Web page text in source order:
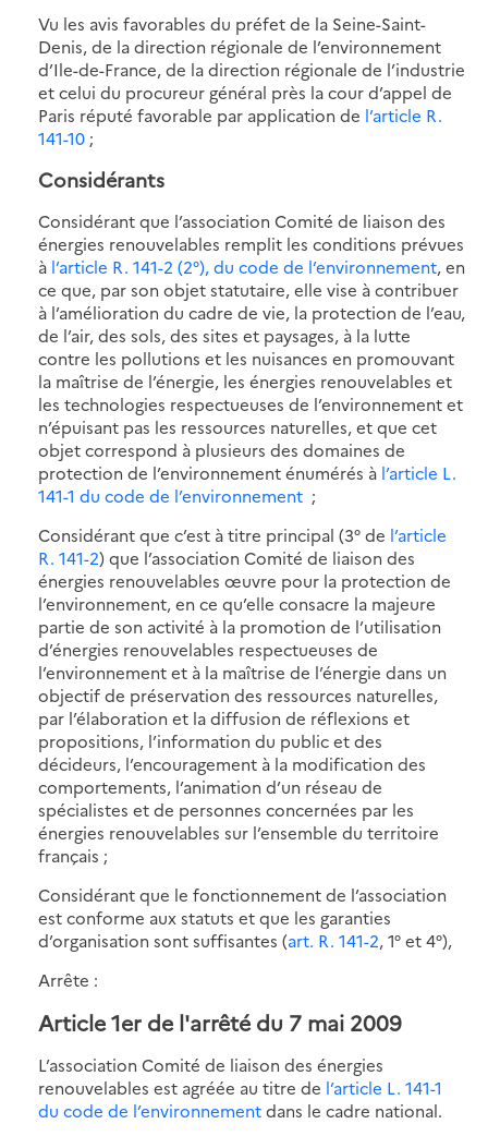
Vu les avis favorables du préfet de la Seine-Saint-
Denis, de la direction régionale de l’environnement
d’Ile-de-France, de la direction régionale de l’industrie
et celui du procureur général près la cour d’appel de
Paris réputé favorable par application de l’article R.
141-10 ;
Considérants
Considérant que l’association Comité de liaison des
énergies renouvelables remplit les conditions prévues
à l’article R. 141-2 (2°), du code de l’environnement, en
ce que, par son objet statutaire, elle vise à contribuer
à l’amélioration du cadre de vie, la protection de l’eau,
de l’air, des sols, des sites et paysages, à la lutte
contre les pollutions et les nuisances en promouvant
la maîtrise de l’énergie, les énergies renouvelables et
les technologies respectueuses de l’environnement et
n’épuisant pas les ressources naturelles, et que cet
objet correspond à plusieurs des domaines de
protection de l’environnement énumérés à l’article L.
141-1 du code de l’environnement ;
Considérant que c’est à titre principal (3° de l’article
R. 141-2) que l’association Comité de liaison des
énergies renouvelables œuvre pour la protection de
l’environnement, en ce qu’elle consacre la majeure
partie de son activité à la promotion de l’utilisation
d’énergies renouvelables respectueuses de
l’environnement et à la maîtrise de l’énergie dans un
objectif de préservation des ressources naturelles,
par l’élaboration et la diffusion de réflexions et
propositions, l’information du public et des
décideurs, l’encouragement à la modification des
comportements, l’animation d’un réseau de
spécialistes et de personnes concernées par les
énergies renouvelables sur l’ensemble du territoire
français ;
Considérant que le fonctionnement de l’association
est conforme aux statuts et que les garanties
d’organisation sont suffisantes (art. R. 141-2, 1° et 4°),
Arrête :
Article 1er de l'arrêté du 7 mai 2009
L’association Comité de liaison des énergies
renouvelables est agréée au titre de l’article L. 141-1
du code de l’environnementdans le cadre national.